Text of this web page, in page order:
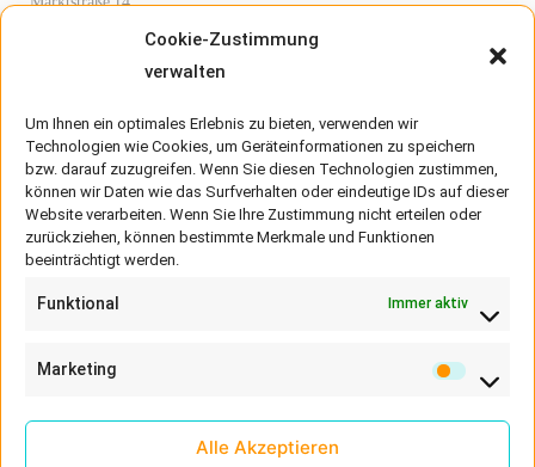
Cookie-Zustimmung
verwalten
Um Ihnen ein optimales Erlebnis zu bieten, verwenden wir
Technologien wie Cookies, um Geräteinformationen zu speichern
bzw. darauf zuzugreifen. Wenn Sie diesen Technologien zustimmen,
können wir Daten wie das Surfverhalten oder eindeutige IDs auf dieser
Website verarbeiten. Wenn Sie Ihre Zustimmung nicht erteilen oder
zurückziehen, können bestimmte Merkmale und Funktionen
beeinträchtigt werden.
Funktional Immer aktiv
Marketing
Alle Akzeptieren
04661 960520
Unsere Schule
Alwin Julius Lensch
Unsere Schulhöfe